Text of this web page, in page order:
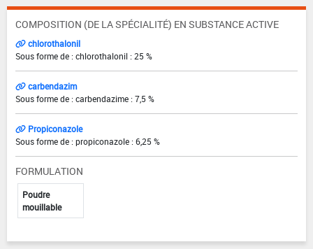
COMPOSITION (DE LA SPÉCIALITÉ) EN SUBSTANCE ACTIVE
chlorothalonil
Sous forme de : chlorothalonil : 25 %
carbendazim
Sous forme de : carbendazime : 7,5 %
Propiconazole
Sous forme de : propiconazole : 6,25 %
FORMULATION
Poudre
mouillable